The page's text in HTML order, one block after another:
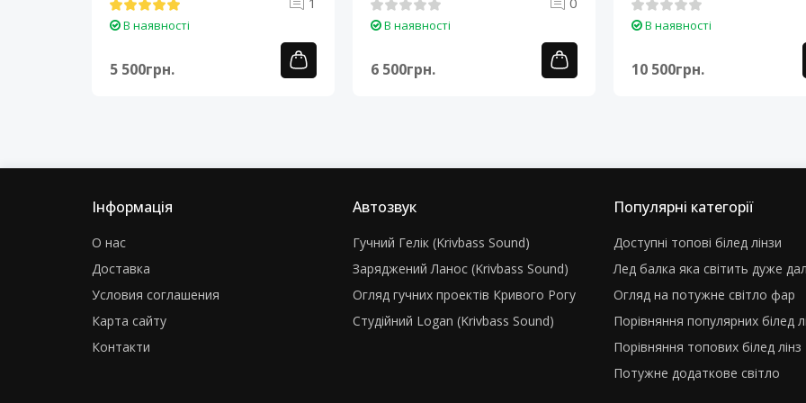
В наявності
5 500грн.
В наявності
6 500грн.
В наявності
10 500грн.
Інформація
О нас
Доставка
Условия соглашения
Карта сайту
Контакти
Автозвук
Гучний Гелік (Krivbass Sound)
Заряджений Ланос (Krivbass Sound)
Огляд гучних проектів Кривого Рогу
Студійний Logan (Krivbass Sound)
Популярні категорії
Доступні топові білед лінзи
Лед балка яка світить дуже
Огляд на потужне світло фар
Порівняння популярних білед
Порівняння топових білед лінз
Потужне додаткове світло